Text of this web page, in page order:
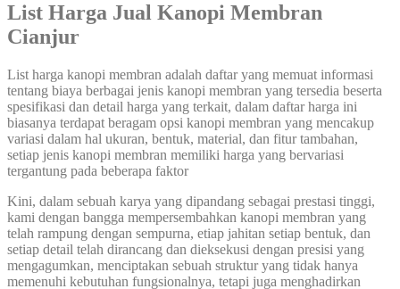
List Harga Jual Kanopi Membran
Cianjur
List harga kanopi membran adalah daftar yang memuat informasi
tentang biaya berbagai jenis kanopi membran yang tersedia beserta
spesifikasi dan detail harga yang terkait, dalam daftar harga ini
biasanya terdapat beragam opsi kanopi membran yang mencakup
variasi dalam hal ukuran, bentuk, material, dan fitur tambahan,
setiap jenis kanopi membran memiliki harga yang bervariasi
tergantung pada beberapa faktor
Kini, dalam sebuah karya yang dipandang sebagai prestasi tinggi,
kami dengan bangga mempersembahkan kanopi membran yang
telah rampung dengan sempurna, etiap jahitan setiap bentuk, dan
setiap detail telah dirancang dan dieksekusi dengan presisi yang
mengagumkan, menciptakan sebuah struktur yang tidak hanya
memenuhi kebutuhan fungsionalnya, tetapi juga menghadirkan